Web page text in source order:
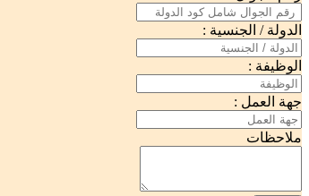
الدولة / الجنسية :
الوظيفة :
جهة العمل :
ملاحظات